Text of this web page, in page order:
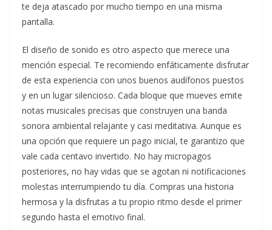
te deja atascado por mucho tiempo en una misma
pantalla.
El diseño de sonido es otro aspecto que merece una
mención especial. Te recomiendo enfáticamente disfrutar
de esta experiencia con unos buenos audífonos puestos
y en un lugar silencioso. Cada bloque que mueves emite
notas musicales precisas que construyen una banda
sonora ambiental relajante y casi meditativa. Aunque es
una opción que requiere un pago inicial, te garantizo que
vale cada centavo invertido. No hay micropagos
posteriores, no hay vidas que se agotan ni notificaciones
molestas interrumpiendo tu día. Compras una historia
hermosa y la disfrutas a tu propio ritmo desde el primer
segundo hasta el emotivo final.